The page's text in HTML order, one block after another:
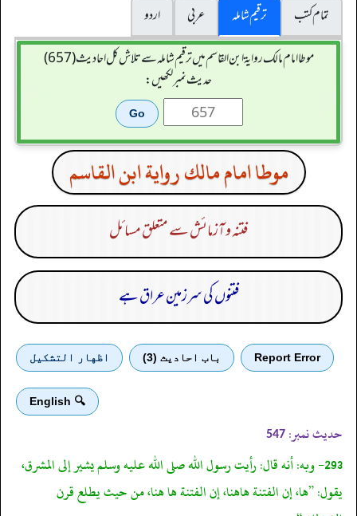
تمام کتب
ترقیم شاملہ عربی
اردو
موطا امام مالك رواية ابن القاسم میں ترقیم شاملہ سے تلاش کل احادیث (657)
حدیث نمبر لکھیں:
موطا امام مالك رواية ابن القاسم
فتنہ و آزمائش سے متعلق مسائل
فتنوں کی سرزمین عراق ہے
Report Error باب احادیث (3) اظهار التشكيل
🔍 English
حدیث نمبر: 547
293- وبه: أنه قال: رأيت رسول الله صلى الله عليه وسلم يشير إلى المشرق،
يقول: ”ها، إن الفتنة هاهنا، إن الفتنة ها هنا، من حيث يطلع قرن